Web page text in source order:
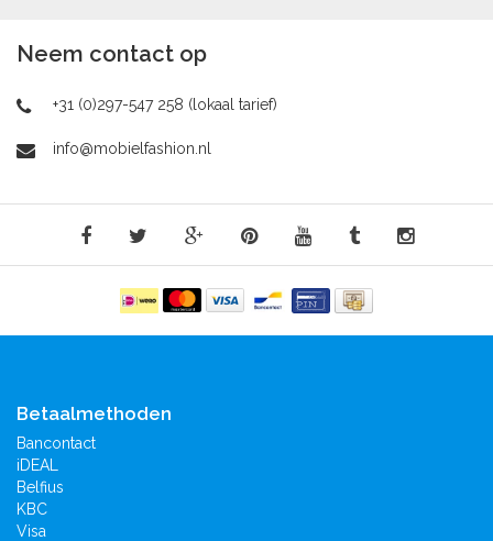
Neem contact op
+31 (0)297-547 258 (lokaal tarief)
info@mobielfashion.nl
Betaalmethoden
Bancontact
iDEAL
Belfius
KBC
Visa